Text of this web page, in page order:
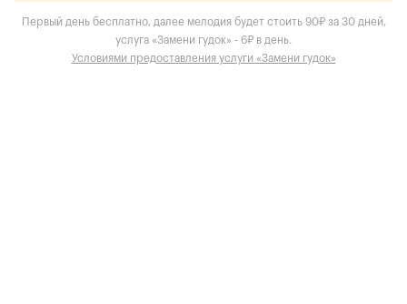
Первый день бесплатно, далее мелодия будет стоить 90₽ за 30 дней,
услуга «Замени гудок» - 6₽ в день.
Условиями предоставления услуги «Замени гудок»